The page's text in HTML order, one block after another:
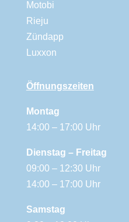
Motobi
Rieju
Zündapp
Luxxon
Öffnungszeiten
Montag
14:00 – 17:00 Uhr
Dienstag – Freitag
09:00 – 12:30 Uhr
14:00 – 17:00 Uhr
Samstag